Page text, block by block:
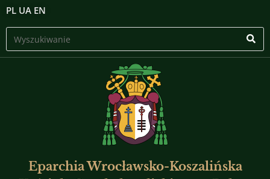
PL UA EN
Eparchia Wrocławsko-Koszalińska